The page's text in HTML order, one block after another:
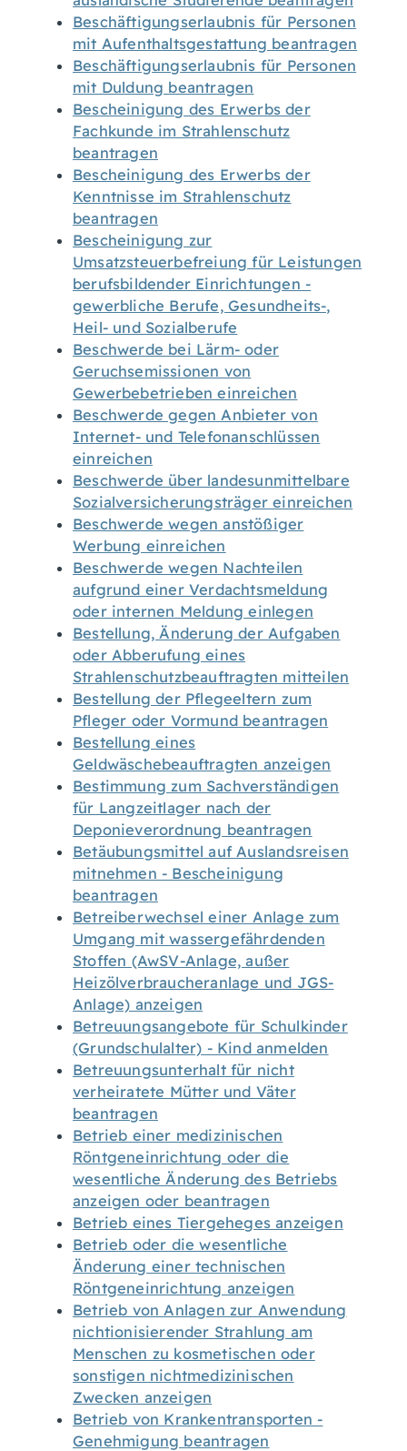
Beschäftigungserlaubnis für Personen
mit Aufenthaltsgestattung beantragen
Beschäftigungserlaubnis für Personen
mit Duldung beantragen
Bescheinigung des Erwerbs der
Fachkunde im Strahlenschutz
beantragen
Bescheinigung des Erwerbs der
Kenntnisse im Strahlenschutz
beantragen
Bescheinigung zur
Umsatzsteuerbefreiung für Leistungen
berufsbildender Einrichtungen -
gewerbliche Berufe, Gesundheits-,
Heil- und Sozialberufe
Beschwerde bei Lärm- oder
Geruchsemissionen von
Gewerbebetrieben einreichen
Beschwerde gegen Anbieter von
Internet- und Telefonanschlüssen
einreichen
Beschwerde über landesunmittelbare
Sozialversicherungsträger einreichen
Beschwerde wegen anstößiger
Werbung einreichen
Beschwerde wegen Nachteilen
aufgrund einer Verdachtsmeldung
oder internen Meldung einlegen
Bestellung, Änderung der Aufgaben
oder Abberufung eines
Strahlenschutzbeauftragten mitteilen
Bestellung der Pflegeeltern zum
Pfleger oder Vormund beantragen
Bestellung eines
Geldwäschebeauftragten anzeigen
Bestimmung zum Sachverständigen
für Langzeitlager nach der
Deponieverordnung beantragen
Betäubungsmittel auf Auslandsreisen
mitnehmen - Bescheinigung
beantragen
Betreiberwechsel einer Anlage zum
Umgang mit wassergefährdenden
Stoffen (AwSV-Anlage, außer
Heizölverbraucheranlage und JGS-
Anlage) anzeigen
Betreuungsangebote für Schulkinder
(Grundschulalter) - Kind anmelden
Betreuungsunterhalt für nicht
verheiratete Mütter und Väter
beantragen
Betrieb einer medizinischen
Röntgeneinrichtung oder die
wesentliche Änderung des Betriebs
anzeigen oder beantragen
Betrieb eines Tiergeheges anzeigen
Betrieb oder die wesentliche
Änderung einer technischen
Röntgeneinrichtung anzeigen
Betrieb von Anlagen zur Anwendung
nichtionisierender Strahlung am
Menschen zu kosmetischen oder
sonstigen nichtmedizinischen
Zwecken anzeigen
Betrieb von Krankentransporten -
Genehmigung beantragen